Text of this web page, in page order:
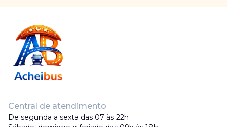
Central de atendimento
De segunda a sexta das 07 às 22h